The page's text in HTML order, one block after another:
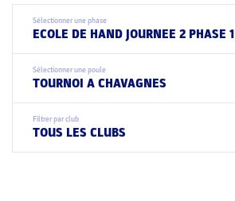
Sélectionner une phase
ECOLE DE HAND JOURNEE 2 PHASE 1
Sélectionner une poule
TOURNOI A CHAVAGNES
Filtrer par club
TOUS LES CLUBS